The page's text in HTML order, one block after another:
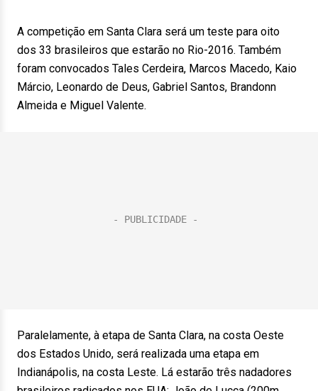
A competição em Santa Clara será um teste para oito
dos 33 brasileiros que estarão no Rio-2016. Também
foram convocados Tales Cerdeira, Marcos Macedo, Kaio
Márcio, Leonardo de Deus, Gabriel Santos, Brandonn
Almeida e Miguel Valente.
Paralelamente, à etapa de Santa Clara, na costa Oeste
dos Estados Unido, será realizada uma etapa em
Indianápolis, na costa Leste. Lá estarão três nadadores